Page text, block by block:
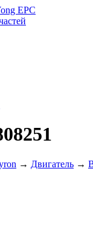
→ Двигатель →